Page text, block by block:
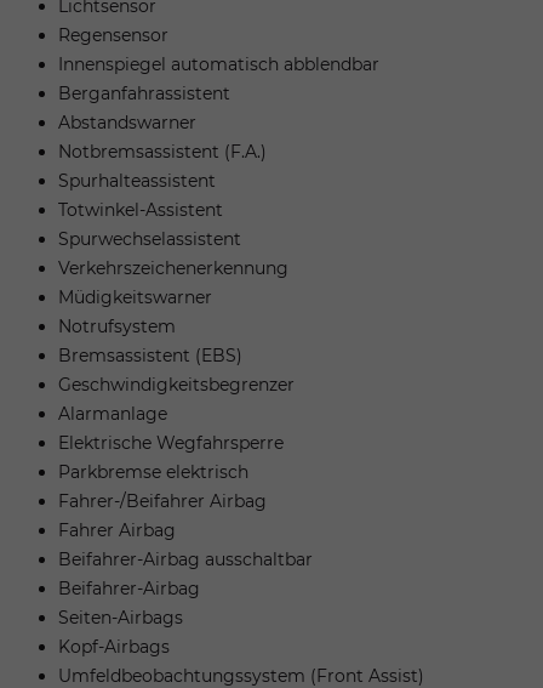
Lichtsensor
Regensensor
Innenspiegel automatisch abblendbar
Berganfahrassistent
Abstandswarner
Notbremsassistent (F.A.)
Spurhalteassistent
Totwinkel-Assistent
Spurwechselassistent
Verkehrszeichenerkennung
Müdigkeitswarner
Notrufsystem
Bremsassistent (EBS)
Geschwindigkeitsbegrenzer
Alarmanlage
Elektrische Wegfahrsperre
Parkbremse elektrisch
Fahrer-/Beifahrer Airbag
Fahrer Airbag
Beifahrer-Airbag ausschaltbar
Beifahrer-Airbag
Seiten-Airbags
Kopf-Airbags
Umfeldbeobachtungssystem (Front Assist)